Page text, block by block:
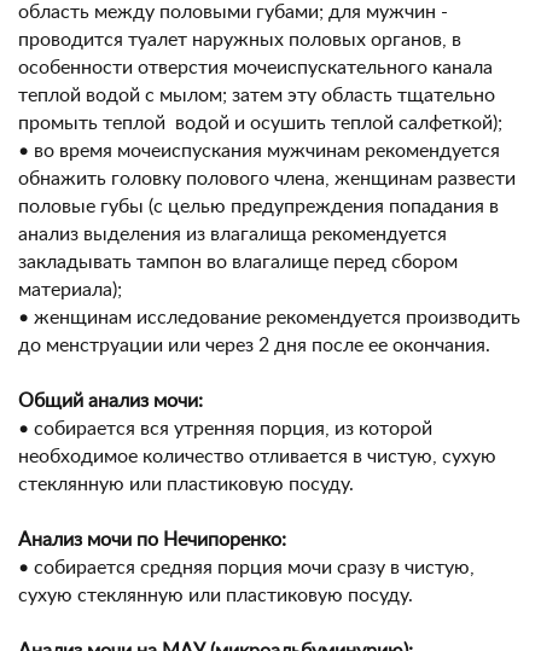
область между половыми губами; для мужчин -
проводится туалет наружных половых органов, в
особенности отверстия мочеиспускательного канала
теплой водой с мылом; затем эту область тщательно
промыть теплой водой и осушить теплой салфеткой);
• во время мочеиспускания мужчинам рекомендуется
обнажить головку полового члена, женщинам развести
половые губы (с целью предупреждения попадания в
анализ выделения из влагалища рекомендуется
закладывать тампон во влагалище перед сбором
материала);
• женщинам исследование рекомендуется производить
до менструации или через 2 дня после ее окончания.
Общий анализ мочи:
• собирается вся утренняя порция, из которой
необходимое количество отливается в чистую, сухую
стеклянную или пластиковую посуду.
Анализ мочи по Нечипоренко:
• собирается средняя порция мочи сразу в чистую,
сухую стеклянную или пластиковую посуду.